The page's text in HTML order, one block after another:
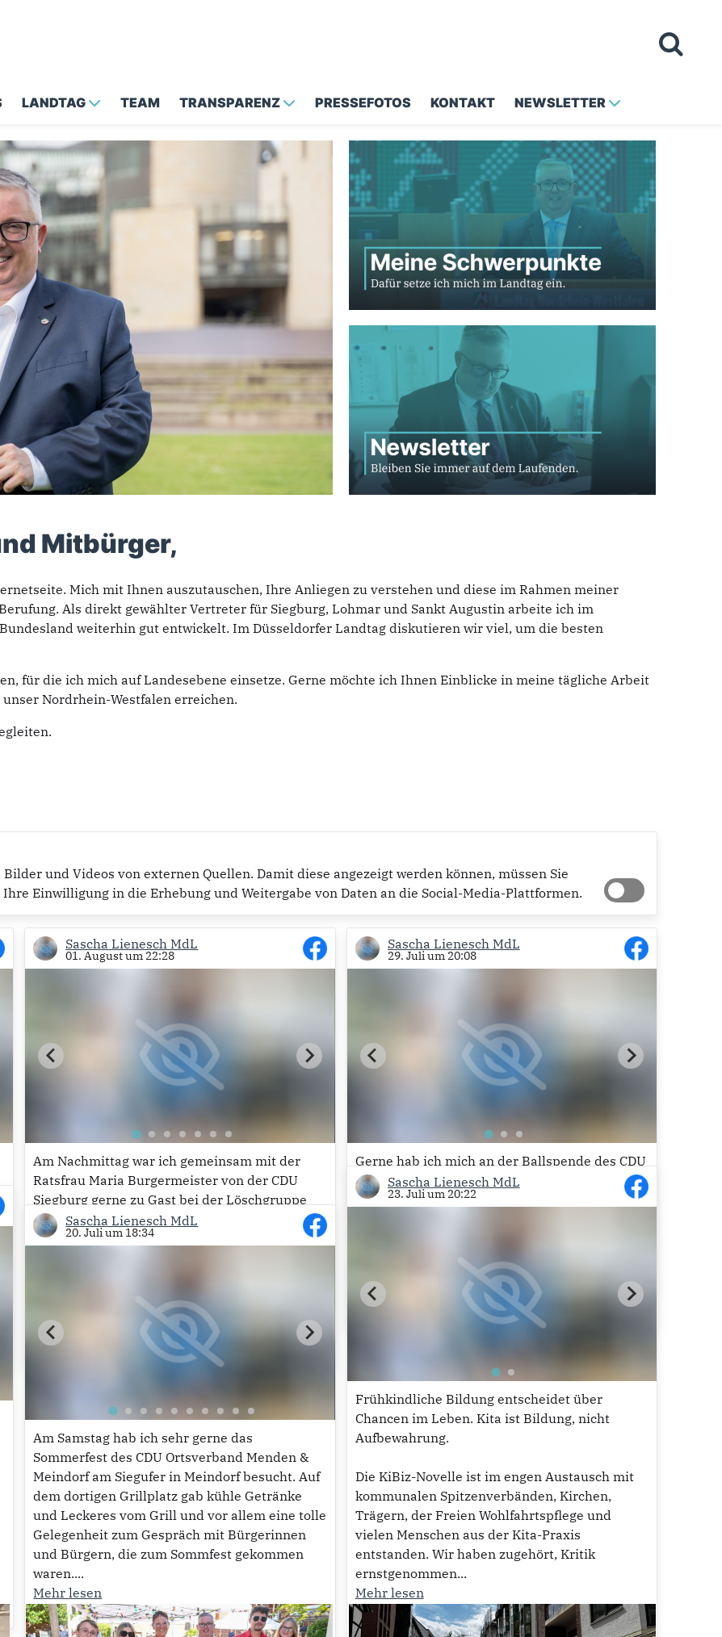
LANDTAG TEAM TRANSPARENZ PRESSEFOTOS KONTAKT NEWSLETTER
Mitbürger,
Mich mit Ihnen auszutauschen, Ihre Anliegen zu verstehen und diese im Rahmen meiner
Als direkt gewählter Vertreter für Siegburg, Lohmar und Sankt Augustin arbeite ich im
weiterhin gut entwickelt. Im Düsseldorfer Landtag diskutieren wir viel, um die besten
für die ich mich auf Landesebene einsetze. Gerne möchte ich Ihnen Einblicke in meine tägliche Arbeit
Nordrhein-Westfalen erreichen.
und Videos von externen Quellen. Damit diese angezeigt werden können, müssen Sie
Einwilligung in die Erhebung und Weitergabe von Daten an die Social-Media-Plattformen.
Sascha Lienesch MdL
01. August um 22:28
Am Nachmittag war ich gemeinsam mit der
Ratsfrau Maria Burgermeister von der CDU
Siegburg gerne zu Gast bei der Löschgruppe
Siegburg-Wolsdorf der Freiwilligen Feuerwehr-
Siegburg. Die Kameradinnen und Kameraden
34
Sascha Lienesch MdL
29. Juli um 20:08
Gerne hab ich mich an der Ballspende des CDU
Ortsverband Menden & Meindorf für den SV
Menden 1912 e.V. beteiligt. An der Übergabe
Viel Spaß mit den Bällen.
10
Sascha Lienesch MdL
23. Juli um 20:22
Frühkindliche Bildung entscheidet über
Chancen im Leben. Kita ist Bildung, nicht
Aufbewahrung.
Die KiBiz-Novelle ist im engen Austausch mit
kommunalen Spitzenverbänden, Kirchen,
Trägern, der Freien Wohlfahrtspflege und
vielen Menschen aus der Kita-Praxis
entstanden. Wir haben zugehört, Kritik
ernstgenommen...
Mehr lesen
7
Sascha Lienesch MdL
20. Juli um 18:34
Am Samstag hab ich sehr gerne das
Sommerfest des CDU Ortsverband Menden &
Meindorf am Siegufer in Meindorf besucht. Auf
dem dortigen Grillplatz gab kühle Getränke
und Leckeres vom Grill und vor allem eine tolle
Gelegenheit zum Gespräch mit Bürgerinnen
und Bürgern, die zum Sommfest gekommen
waren....
Mehr lesen
27
MEHR LADEN